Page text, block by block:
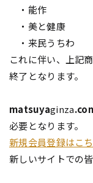
・能作
・美と健康
・来民うちわ
これに伴い、上記
終了となります。
matsuyaginza
必要となります。
新規会員登録はこ
新しいサイトでの